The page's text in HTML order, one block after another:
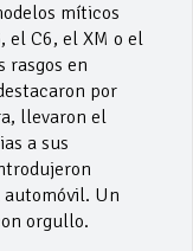
míticos
el C6, el XM o el
rasgos en
por
llevaron el
a sus
automóvil. Un
orgullo.